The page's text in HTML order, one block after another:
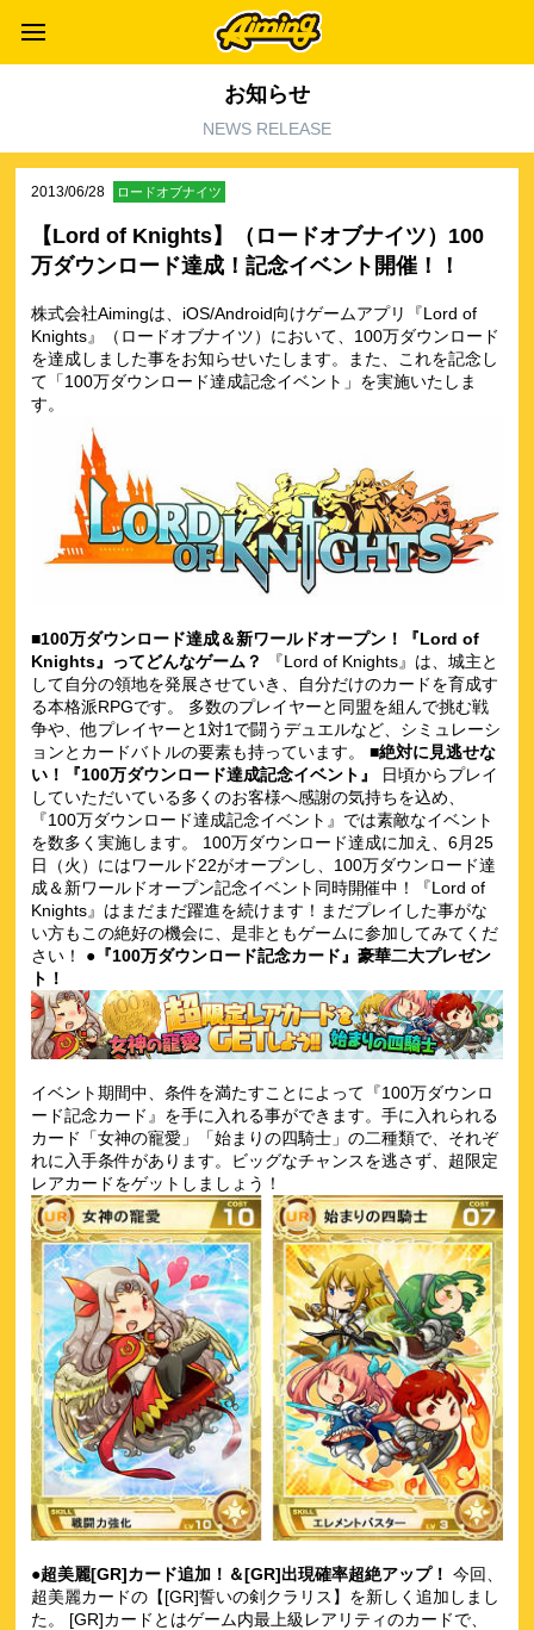
お知らせ
NEWS RELEASE
2013/06/28 ロードオブナイツ
【Lord of Knights】（ロードオブナイツ）100
万ダウンロード達成！記念イベント開催！！
株式会社Aimingは、iOS/Android向けゲームアプリ『Lord of
Knights』（ロードオブナイツ）において、100万ダウンロード
を達成しました事をお知らせいたします。また、これを記念し
て「100万ダウンロード達成記念イベント」を実施いたしま
す。
■100万ダウンロード達成＆新ワールドオープン！『Lord of
Knights』ってどんなゲーム？
『Lord of Knights』は、城主と
して自分の領地を発展させていき、自分だけのカードを育成す
る本格派RPGです。 多数のプレイヤーと同盟を組んで挑む戦
争や、他プレイヤーと1対1で闘うデュエルなど、シミュレーシ
ョンとカードバトルの要素も持っています。 ■絶対に見逃せな
い！『100万ダウンロード達成記念イベント』
日頃からプレイ
していただいている多くのお客様へ感謝の気持ちを込め、
『100万ダウンロード達成記念イベント』では素敵なイベント
を数多く実施します。 100万ダウンロード達成に加え、6月25
日（火）にはワールド22がオープンし、100万ダウンロード達
成＆新ワールドオープン記念イベント同時開催中！『Lord of
Knights』はまだまだ躍進を続けます！まだプレイした事がな
い方もこの絶好の機会に、是非ともゲームに参加してみてくだ
さい！ ●『100万ダウンロード記念カード』豪華二大プレゼン
ト！
イベント期間中、条件を満たすことによって『100万ダウンロ
ード記念カード』を手に入れる事ができます。手に入れられる
カード「女神の寵愛」「始まりの四騎士」の二種類で、それぞ
れに入手条件があります。ビッグなチャンスを逃さず、超限定
レアカードをゲットしましょう！
●超美麗[GR]カード追加！＆[GR]出現確率超絶アップ！ 今回、
超美麗カードの【[GR]誓いの剣クラリス】を新しく追加しまし
た。 [GR]カードとはゲーム内最上級レアリティのカードで、